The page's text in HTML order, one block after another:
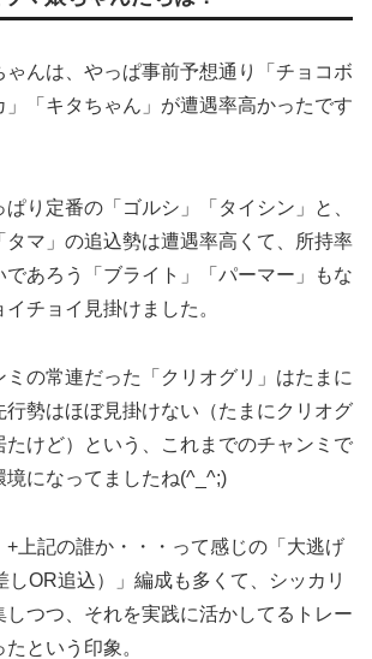
ゃんは、やっぱ事前予想通り「チョコボ
」「キタちゃん」が遭遇率高かったです
り定番の「ゴルシ」「タイシン」と、
タマ」の追込勢は遭遇率高くて、所持率
であろう「ブライト」「パーマー」もな
チョイ見掛けました。
の常連だった「クリオグリ」はたまに
行勢はほぼ見掛けない（たまにクリオグ
たけど）という、これまでのチャンミで
境になってましたね(^_^;)
+上記の誰か・・・って感じの「大逃げ
しOR追込）」編成も多くて、シッカリ
しつつ、それを実践に活かしてるトレー
という印象。